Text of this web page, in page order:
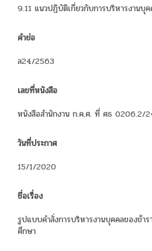
9.11 แนวปฏิบัติเกี่ยวกับการบริหารงานบุ
คำย่อ
ล24/2563
เลขที่หนังสือ
หนังสือสำนักงาน ก.ค.ศ. ที่ ศธ 0206.2/
วันที่ประกาศ
15/1/2020
ชื่อเรื่อง
รูปแบบคำสั่งการบริหารงานบุคคลของข้าร
ศึกษา